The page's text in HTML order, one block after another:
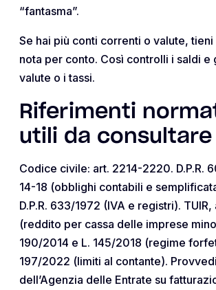
“fantasma”.
Se hai più conti correnti o valute, tieni
nota per conto. Così controlli i saldi e
valute o i tassi.
Riferimenti
utili da consultare
Codice civile: art. 2214-2220. D.P.R.
14-18 (obblighi contabili e
D.P.R. 633/1972 (IVA e registri). TUIR,
(reddito per cassa delle imprese
190/2014 e L. 145/2018 (regime
197/2022 (limiti al contante).
dell’Agenzia delle Entrate su